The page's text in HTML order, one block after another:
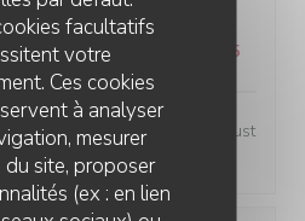
facultatifs
votre
Ces cookies
à analyser
mesurer
du site, proposer
(ex : en lien
2
/5 Cuisine:5/5 /5
and the personnel are just